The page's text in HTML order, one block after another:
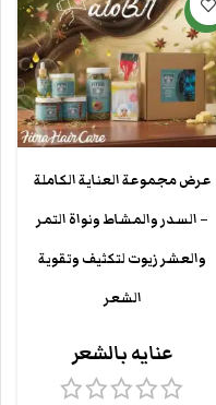
جديد
عرض مجموعة العناية الكاملة
– السدر والمشاط ونواة التمر
والعشر زيوت لتكثيف وتقوية
الشعر
عنايه بالشعر